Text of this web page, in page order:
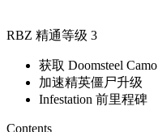
RBZ 精通等级 3
获取 Doomsteel Camo
加速精英僵尸升级
Infestation 前里程碑
Contents